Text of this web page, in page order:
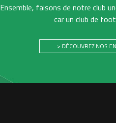
Ensemble, faisons de notre club
car un club de
> DÉCOUVREZ NOS